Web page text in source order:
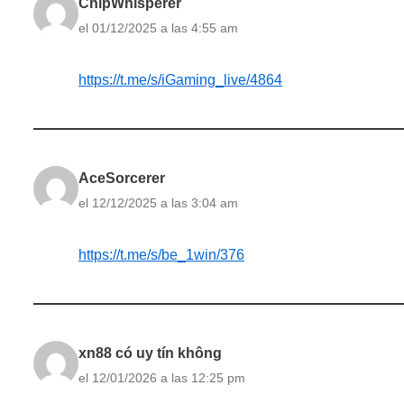
el 01/12/2025 a las 4:55 am
https://t.me/s/iGaming_live/4864
AceSorcerer
el 12/12/2025 a las 3:04 am
https://t.me/s/be_1win/376
xn88 có uy tín không
el 12/01/2026 a las 12:25 pm